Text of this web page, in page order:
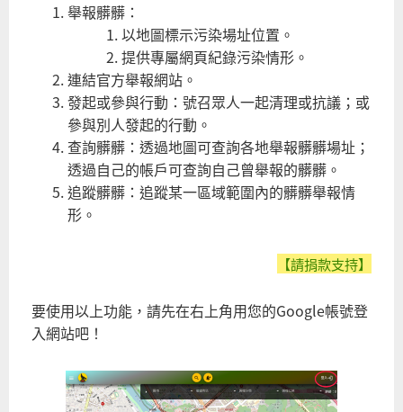
舉報髒髒：
以地圖標示污染場址位置。
提供專屬網頁紀錄污染情形。
連結官方舉報網站。
發起或參與行動：號召眾人一起清理或抗議；或
參與別人發起的行動。
查詢髒髒：透過地圖可查詢各地舉報髒髒場址；
透過自己的帳戶可查詢自己曾舉報的髒髒。
追蹤髒髒：追蹤某一區域範圍內的髒髒舉報情
形。
【請捐款支持】
要使用以上功能，請先在右上角用您的Google帳號登
入網站吧！